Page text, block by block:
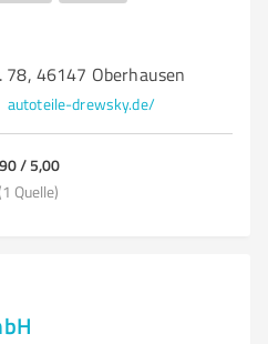
46147 Oberhausen
autoteile-drewsky.de/
/ 5,00
Quelle)